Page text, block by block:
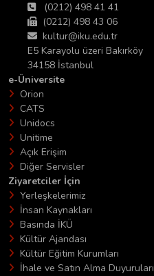
(0212) 498 41 41
(0212) 498 43 06
kultur@iku.edu.tr
E5 Karayolu üzeri Bakırköy
34158 İstanbul
e-Üniversite
Orion
CATS
Unidocs
Unitime
Açık Erişim
Diğer Servisler
Ziyaretciler İçin
Yerleşkelerimiz
İnsan Kaynakları
Basında İKÜ
Kültür Ajandası
Kültür Eğitim Kurumları
İhale ve Satın Alma Duyuruları